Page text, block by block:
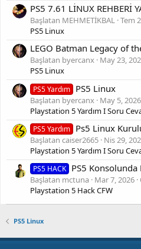
PS5 7.61 LİNUX REHBERİ
Başlatan MEHMETİKBAL Tem
PS5 Linux
LEGO Batman Legacy of
Başlatan byercanx May 23,
PS5 Linux
PS5 Yardım PS5 Linux
Başlatan byercanx May 5, 2026
Playstation 5 Yardım I Soru
PS5 Yardım Ps5 Linux
Başlatan caiser2665 Nis 29,
Playstation 5 Yardım I Soru
PS5 HACK PS5 Konsolunda
Başlatan mctuna Mar 7, 2026
Playstation 5 Hack CFW
PS5 Linux